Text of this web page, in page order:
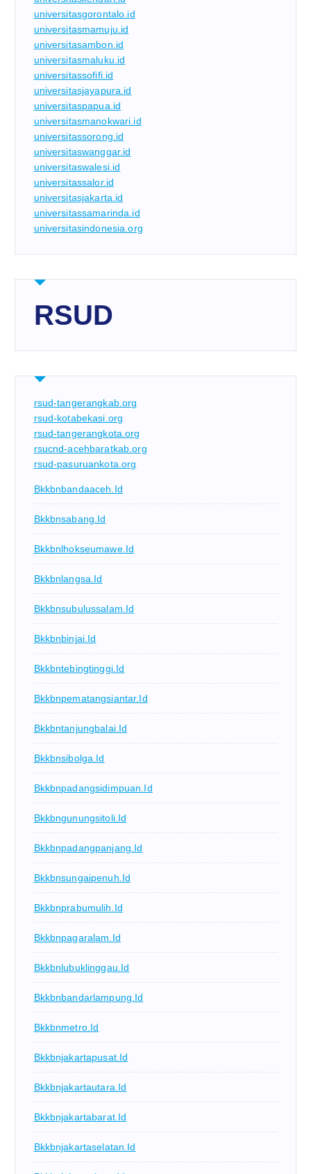
universitasgorontalo.id
universitasmamuju.id
universitasambon.id
universitasmaluku.id
universitassofifi.id
universitasjayapura.id
universitaspapua.id
universitasmanokwari.id
universitassorong.id
universitaswanggar.id
universitaswalesi.id
universitassalor.id
universitasjakarta.id
universitassamarinda.id
universitasindonesia.org
RSUD
rsud-tangerangkab.org
rsud-kotabekasi.org
rsud-tangerangkota.org
rsucnd-acehbaratkab.org
rsud-pasuruankota.org
Bkkbnbandaaceh.id
Bkkbnsabang.id
Bkkbnlhokseumawe.id
Bkkbnlangsa.id
Bkkbnsubulussalam.id
Bkkbnbinjai.id
Bkkbntebingtinggi.id
Bkkbnpematangsiantar.id
Bkkbntanjungbalai.id
Bkkbnsibolga.id
Bkkbnpadangsidimpuan.id
Bkkbngunungsitoli.id
Bkkbnpadangpanjang.id
Bkkbnsungaipenuh.id
Bkkbnprabumulih.id
Bkkbnpagaralam.id
Bkkbnlubuklinggau.id
Bkkbnbandarlampung.id
Bkkbnmetro.id
Bkkbnjakartapusat.id
Bkkbnjakartautara.id
Bkkbnjakartabarat.id
Bkkbnjakartaselatan.id